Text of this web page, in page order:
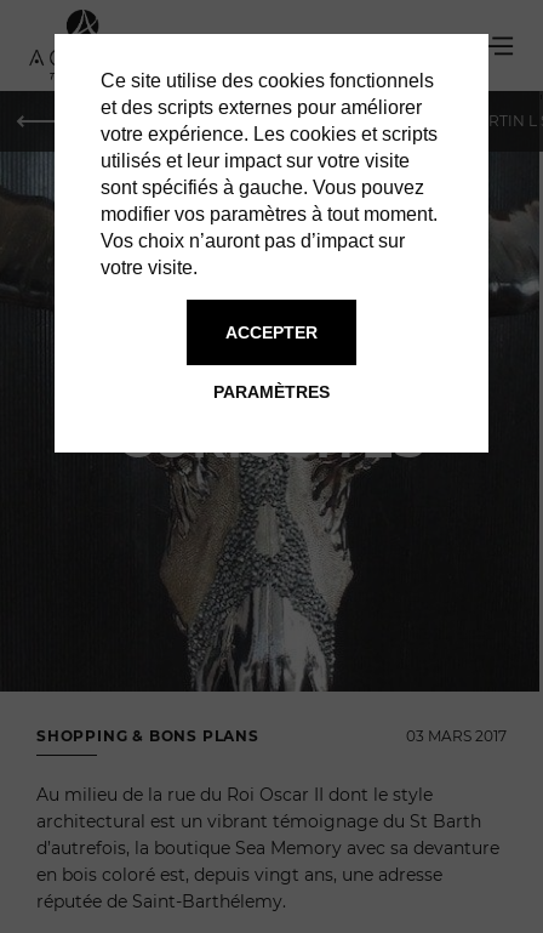
MONACO GENÈVE ST-MARTIN
SEA MEMORY :
CABINET DE
CURIOSITÉS
SHOPPING & BONS PLANS 03 MARS 2017
Au milieu de la rue du Roi Oscar II dont le style
architectural est un vibrant témoignage du St Barth
d’autrefois, la boutique Sea Memory avec sa devanture
en bois coloré est, depuis vingt ans, une adresse
réputée de Saint-Barthélemy.
Ce site utilise des cookies fonctionnels
et des scripts externes pour améliorer
votre expérience. Les cookies et scripts
utilisés et leur impact sur votre visite
sont spécifiés à gauche. Vous pouvez
modifier vos paramètres à tout moment.
Vos choix n’auront pas d’impact sur
votre visite.
PARAMÈTRES
ACCEPTER